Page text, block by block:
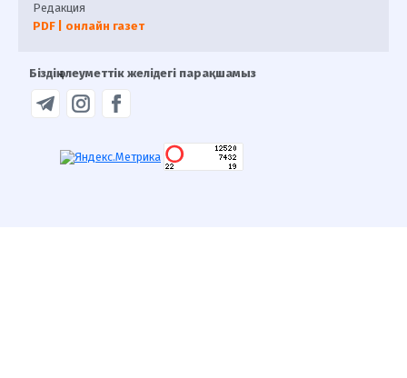
Редакция
PDF | онлайн газет
Біздің әлеуметтік желідегі парақшамыз